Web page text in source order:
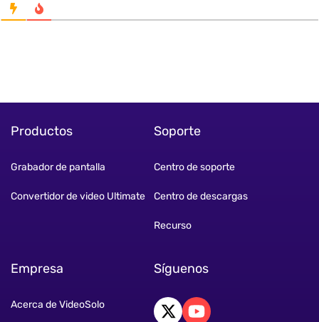
Productos
Grabador de pantalla
Convertidor de video Ultimate
Soporte
Centro de soporte
Centro de descargas
Recurso
Empresa
Acerca de VideoSolo
Síguenos